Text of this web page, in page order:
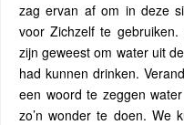
zag ervan af om in deze
voor Zichzelf te
zijn geweest om water uit
had kunnen drinken.
een woord te zeggen
zo’n wonder te doen. We